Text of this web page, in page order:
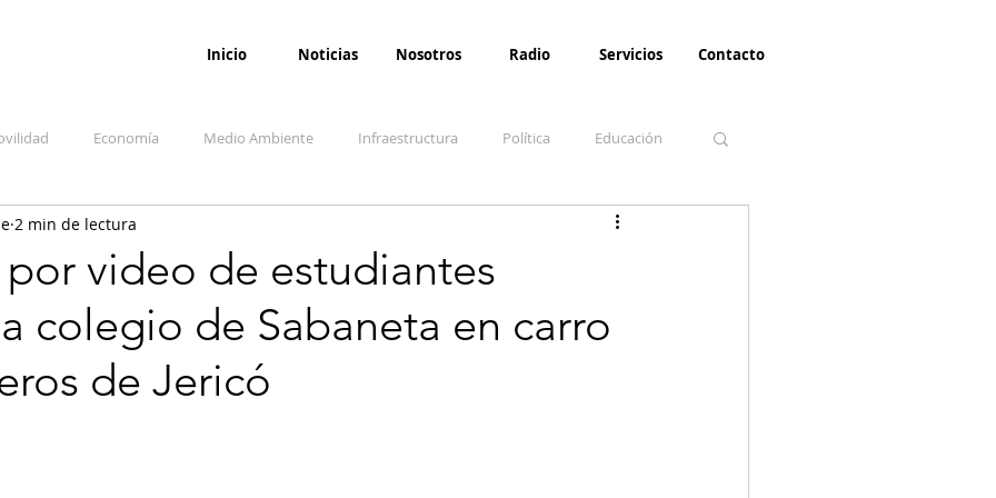
Inicio Noticias Nosotros Radio Servicios Contacto
Economía Medio Ambiente Infraestructura Política Educación
Salud Paz
Vida y sociedad Denuncia Ciudadana Conflicto armado interno Turismo
video de estudiantes
colegio de Sabaneta en carro
de Jericó
2 min de lectura